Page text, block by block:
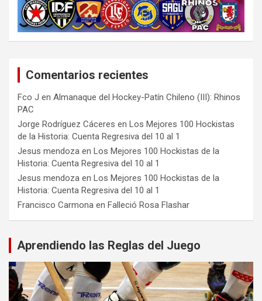
Comentarios recientes
Fco J en Almanaque del Hockey-Patín Chileno (III): Rhinos
PAC
Jorge Rodríguez Cáceres en Los Mejores 100 Hockistas
de la Historia: Cuenta Regresiva del 10 al 1
Jesus mendoza en Los Mejores 100 Hockistas de la
Historia: Cuenta Regresiva del 10 al 1
Jesus mendoza en Los Mejores 100 Hockistas de la
Historia: Cuenta Regresiva del 10 al 1
Francisco Carmona en Falleció Rosa Flashar
Aprendiendo las Reglas del Juego